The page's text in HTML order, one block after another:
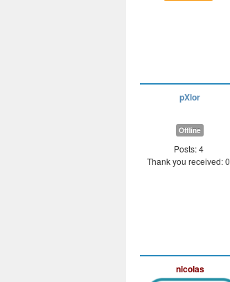
pXlor
Offline
Posts: 4
Thank you received: 0
nicolas